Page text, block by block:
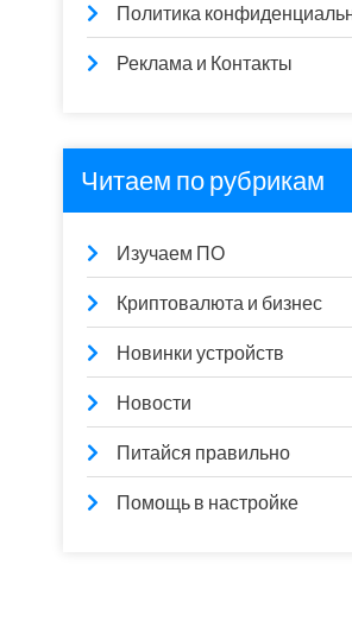
Политика
Реклама и Контакты
Читаем по рубрикам
Изучаем ПО
Криптовалюта и бизнес
Новинки устройств
Новости
Питайся правильно
Помощь в настройке